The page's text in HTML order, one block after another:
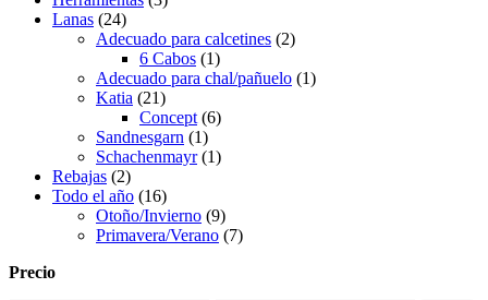
Lanas (24)
Adecuado para calcetines (2)
6 Cabos (1)
Adecuado para chal/pañuelo (1)
Katia (21)
Concept (6)
Sandnesgarn (1)
Schachenmayr (1)
Rebajas (2)
Todo el año (16)
Otoño/Invierno (9)
Primavera/Verano (7)
Precio